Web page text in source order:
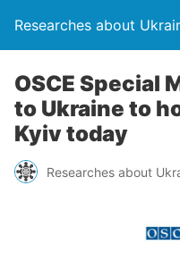
Researches about
OSCE Special
to Ukraine to
Kyiv today
Researches about